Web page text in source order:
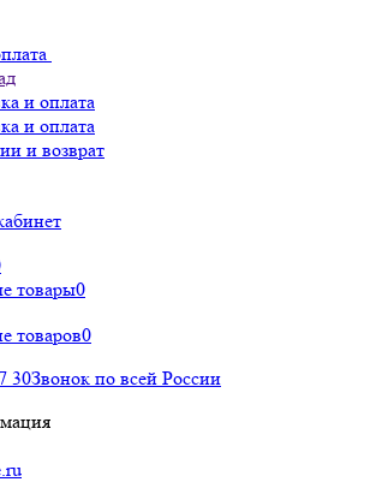
и оплата
и оплата
и возврат
товары0
товаров0
30Звонок по всей России